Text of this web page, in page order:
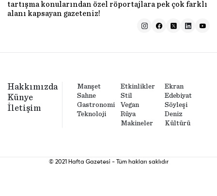
tartışma konularından özel röportajlara pek çok farklı
alanı kapsayan gazeteniz!
Hakkımızda
Künye
İletişim
Manşet Etkinlikler
Ekran
Sahne
Stil
Edebiyat
Gastronomi
Vegan
Söyleşi
Teknoloji
Rüya
Makineler
Deniz
Kültürü
© 2021 Hafta Gazetesi - Tüm hakları saklıdır